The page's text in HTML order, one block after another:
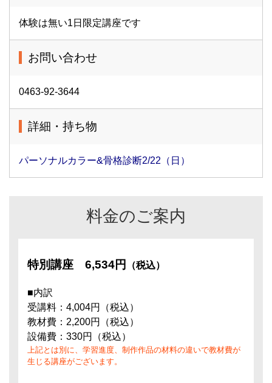
体験は無い1日限定講座です
お問い合わせ
0463-92-3644
詳細・持ち物
パーソナルカラー&骨格診断2/22（日）
料金のご案内
特別講座 6,534円 （税込）
■内訳
受講料：4,004円（税込）
教材費：2,200円（税込）
設備費：330円（税込）
上記とは別に、学習進度、制作作品の材料の違いで教材費が
生じる講座がございます。